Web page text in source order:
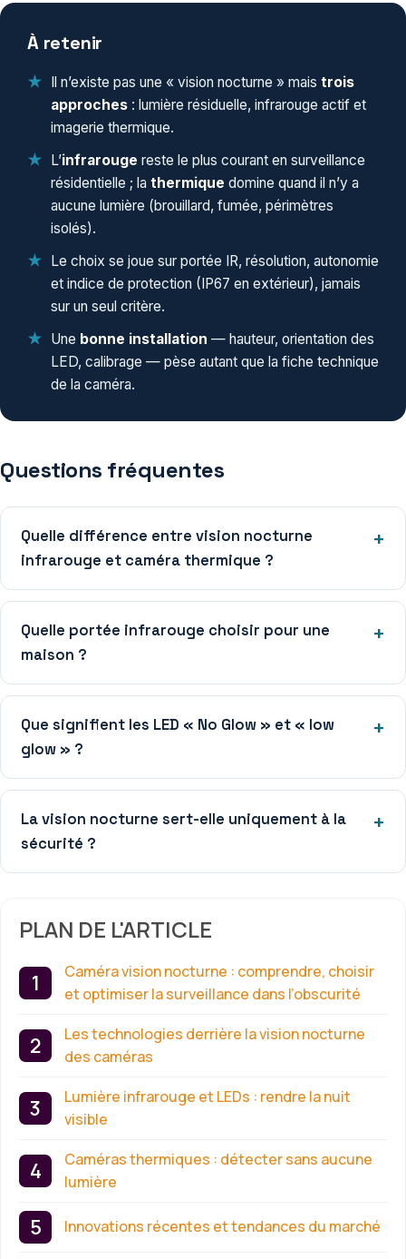
À retenir
Il n’existe pas une « vision nocturne » mais trois
approches : lumière résiduelle, infrarouge actif et
imagerie thermique.
L’infrarouge reste le plus courant en surveillance
résidentielle ; la thermique domine quand il n’y a
aucune lumière (brouillard, fumée, périmètres
isolés).
Le choix se joue sur portée IR, résolution, autonomie
et indice de protection (IP67 en extérieur), jamais
sur un seul critère.
Une bonne installation — hauteur, orientation des
LED, calibrage — pèse autant que la fiche technique
de la caméra.
Questions fréquentes
Quelle différence entre vision nocturne
infrarouge et caméra thermique ?
Quelle portée infrarouge choisir pour une
maison ?
Que signifient les LED « No Glow » et « low
glow » ?
La vision nocturne sert-elle uniquement à la
sécurité ?
PLAN DE L'ARTICLE
Caméra vision nocturne : comprendre, choisir
et optimiser la surveillance dans l’obscurité
Les technologies derrière la vision nocturne
des caméras
Lumière infrarouge et LEDs : rendre la nuit
visible
Caméras thermiques : détecter sans aucune
lumière
Innovations récentes et tendances du marché